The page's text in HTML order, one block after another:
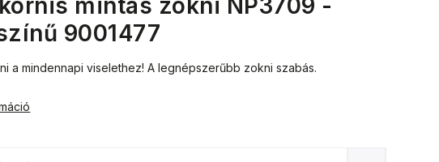
mintás zokni NP3709 -
9001477
a mindennapi viselethez! A legnépszerűbb zokni szabás.